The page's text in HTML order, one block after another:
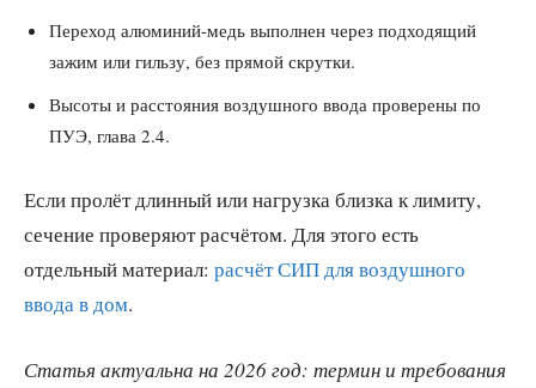
Переход алюминий-медь выполнен через подходящий
зажим или гильзу, без прямой скрутки.
Высоты и расстояния воздушного ввода проверены по
ПУЭ, глава 2.4.
Если пролёт длинный или нагрузка близка к лимиту,
сечение проверяют расчётом. Для этого есть
отдельный материал: расчёт СИП для воздушного
ввода в дом.
Статья актуальна на 2026 год: термин и требования